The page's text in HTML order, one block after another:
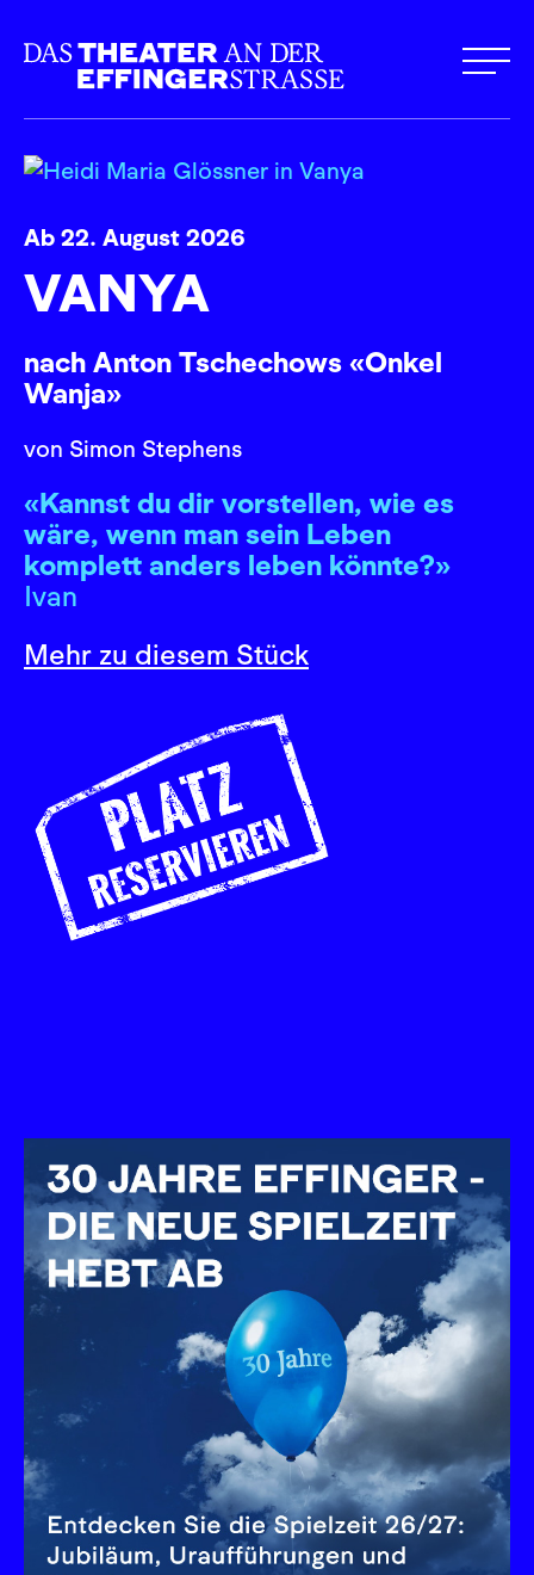
Ab 22. August 2026
VANYA
nach Anton Tschechows «Onkel
Wanja»
von Simon Stephens
«Kannst du dir vorstellen, wie es
wäre, wenn man sein Leben
komplett anders leben könnte?»
Ivan
Mehr zu diesem Stück